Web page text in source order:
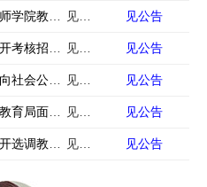
2026年四川矿产机电技师学院教师招聘公告 见公告 见公告
2026年雅安市雨城区公开考核招聘学校教师的公告 见公告 见公告
2026年成都市金牛区面向社会公开考核招聘57名具备中级、高级职称的教师的公告 见公告 见公告
2026年成都市青白江区教育局面向社会公开考核招聘中级及以上职称教师公告 见公告 见公告
2026年自贡市大安区公开选调教体系统事业单位工作人员的公告 见公告 见公告